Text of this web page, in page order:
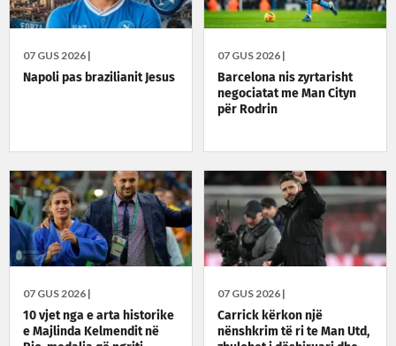
07 GUS 2026 |
Napoli pas brazilianit Jesus
07 GUS 2026 |
Barcelona nis zyrtarisht
negociatat me Man Cityn
për Rodrin
07 GUS 2026 |
10 vjet nga e arta historike
e Majlinda Kelmendit në
07 GUS 2026 |
Carrick kërkon një
nënshkrim të ri te Man Utd,